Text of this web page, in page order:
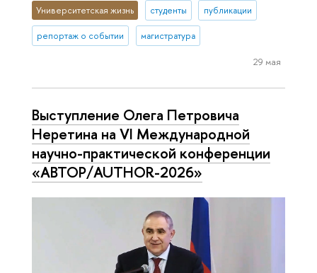
Университетская жизнь студенты публикации
репортаж о событии магистратура
29 мая
Выступление Олега Петровича
Неретина на VI Международной
научно-практической конференции
«АВТОР/AUTHOR-2026»